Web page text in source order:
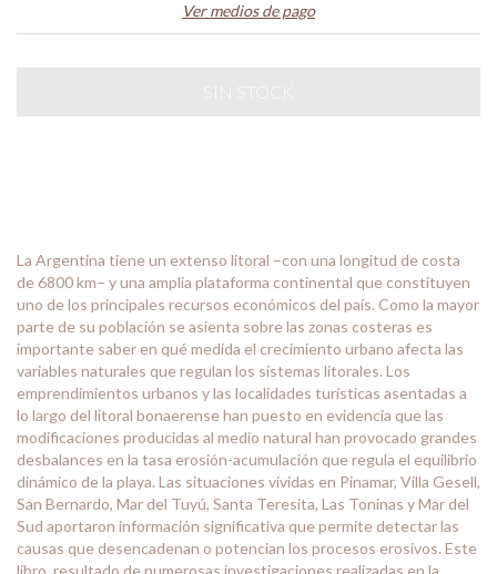
Ver medios de pago
La Argentina tiene un extenso litoral –con una longitud de costa
de 6800 km– y una amplia plataforma continental que constituyen
uno de los principales recursos económicos del país. Como la mayor
parte de su población se asienta sobre las zonas costeras es
importante saber en qué medida el crecimiento urbano afecta las
variables naturales que regulan los sistemas litorales. Los
emprendimientos urbanos y las localidades turísticas asentadas a
lo largo del litoral bonaerense han puesto en evidencia que las
modificaciones producidas al medio natural han provocado grandes
desbalances en la tasa erosión-acumulación que regula el equilibrio
dinámico de la playa. Las situaciones vividas en Pinamar, Villa Gesell,
San Bernardo, Mar del Tuyú, Santa Teresita, Las Toninas y Mar del
Sud aportaron información significativa que permite detectar las
causas que desencadenan o potencian los procesos erosivos. Este
libro, resultado de numerosas investigaciones realizadas en la